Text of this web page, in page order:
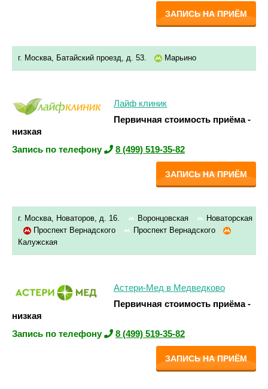
ЗАПИСЬ НА ПРИЁМ
г. Москва, Батайский проезд, д. 53. Марьино
Лайф клиник
Первичная стоимость приёма -
низкая
Запись по телефону
8 (499) 519-35-82
ЗАПИСЬ НА ПРИЁМ
г. Москва, Новаторов, д. 16. Воронцовская
Новаторская
Проспект Вернадского
Проспект Вернадского
Калужская
Астери-Мед в Медведково
Первичная стоимость приёма -
низкая
Запись по телефону
8 (499) 519-35-82
ЗАПИСЬ НА ПРИЁМ